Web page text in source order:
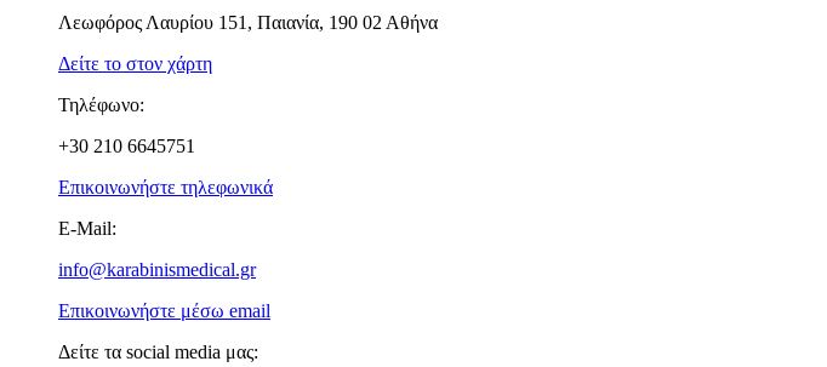
Λεωφόρος Λαυρίου 151, Παιανία, 190 02 Αθήνα
Δείτε το στον χάρτη
Τηλέφωνο:
+30 210 6645751
Επικοινωνήστε τηλεφωνικά
E-Mail:
info@karabinismedical.gr
Επικοινωνήστε μέσω email
Δείτε τα social media μας: